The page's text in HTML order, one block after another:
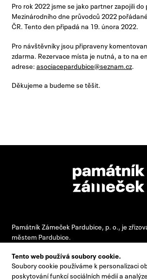
Pro rok 2022 jsme se jako partner zapojili do
Mezinárodního dne průvodců 2022
ČR. Tento den připadá na 19. února 2022.
Pro návštěvníky jsou připraveny
zdarma. Rezervace místa je nutná, a to na
adrese: asociacepardubice@seznam.cz
Děkujeme a budeme se těšit.
Památník Zámeček Pardubice, p. o., je
městem Pardubice.
#pamatnikzamecek
Tento web používá soubory cookie.
Soubory cookie používáme k personalizaci
poskytování funkcí sociálních médií a